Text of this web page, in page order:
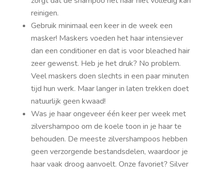
reinigen.
Gebruik minimaal een keer in de week een
masker! Maskers voeden het haar intensiever
dan een conditioner en dat is voor bleached hair
zeer gewenst. Heb je het druk? No problem.
Veel maskers doen slechts in een paar minuten
tijd hun werk. Maar langer in laten trekken doet
natuurlijk geen kwaad!
Was je haar ongeveer één keer per week met
zilvershampoo om de koele toon in je haar te
behouden. De meeste zilvershampoos hebben
geen verzorgende bestandsdelen, waardoor je
haar vaak droog aanvoelt. Onze favoriet? Silver